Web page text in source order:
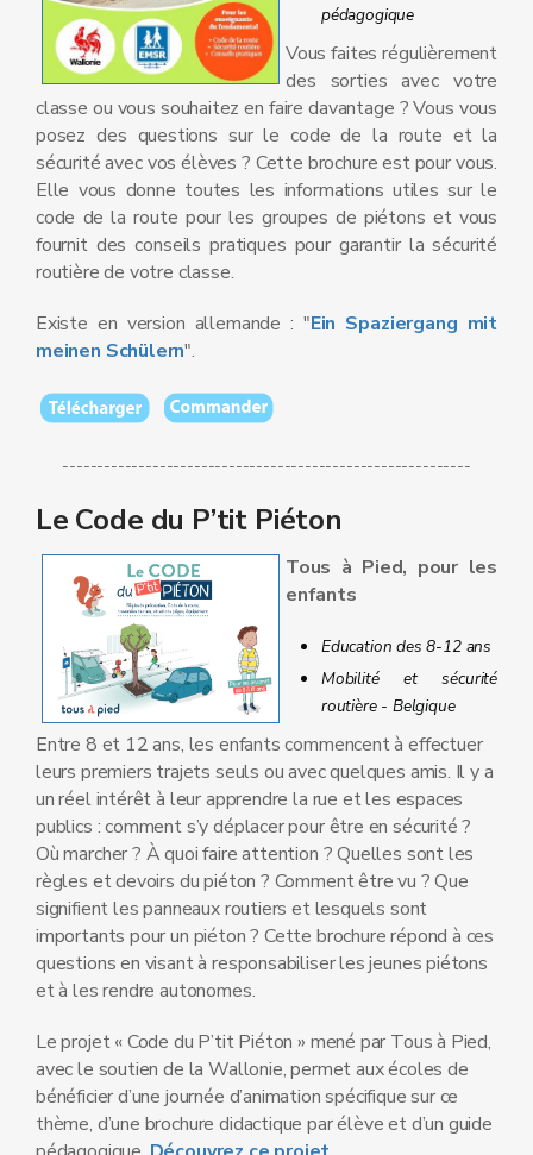
pédagogique
Vous faites régulièrement
des sorties avec votre
classe ou vous souhaitez en faire davantage ? Vous vous
posez des questions sur le code de la route et la
sécurité avec vos élèves ? Cette brochure est pour vous.
Elle vous donne toutes les informations utiles sur le
code de la route pour les groupes de piétons et vous
fournit des conseils pratiques pour garantir la sécurité
routière de votre classe.
Existe en version allemande : "Ein Spaziergang mit
meinen Schülern".
-----------------------------------------------------------
Le Code du P’tit Piéton
Tous à Pied, pour les
enfants
Education des 8-12 ans
Mobilité et sécurité
routière - Belgique
Entre 8 et 12 ans, les enfants commencent à effectuer
leurs premiers trajets seuls ou avec quelques amis. Il y a
un réel intérêt à leur apprendre la rue et les espaces
publics : comment s’y déplacer pour être en sécurité ?
Où marcher ? À quoi faire attention ? Quelles sont les
règles et devoirs du piéton ? Comment être vu ? Que
signifient les panneaux routiers et lesquels sont
importants pour un piéton ? Cette brochure répond à ces
questions en visant à responsabiliser les jeunes piétons
et à les rendre autonomes.
Le projet « Code du P’tit Piéton » mené par Tous à Pied,
avec le soutien de la Wallonie, permet aux écoles de
bénéficier d’une journée d’animation spécifique sur ce
thème, d’une brochure didactique par élève et d’un guide